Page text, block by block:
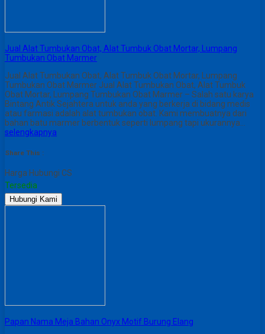
Jual Alat Tumbukan Obat, Alat Tumbuk Obat Mortar, Lumpang
Tumbukan Obat Marmer
Jual Alat Tumbukan Obat, Alat Tumbuk Obat Mortar, Lumpang
Tumbukan Obat Marmer Jual Alat Tumbukan Obat, Alat Tumbuk
Obat Mortar, Lumpang Tumbukan Obat Marmer – Salah satu karya
Bintang Antik Sejahtera untuk anda yang berkerja di bidang medis
atau farmasi adalah alat tumbukan obat. Kami membuatnya dari
bahan batu marmer berbentuk seperti lumpang tapi ukurannya…
selengkapnya
Share This :
Harga Hubungi CS
Tersedia
Hubungi Kami
Papan Nama Meja Bahan Onyx Motif Burung Elang